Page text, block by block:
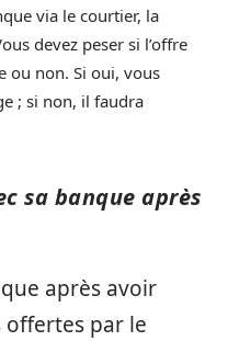
via le courtier, la
devez peser si l’offre
ou non. Si oui, vous
; si non, il faudra
sa banque après
après avoir
par le